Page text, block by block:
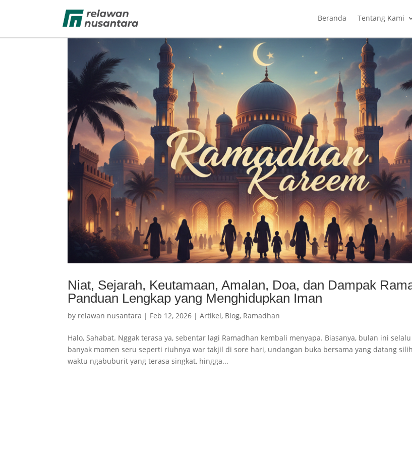
Beranda Tentang Kami
Niat, Sejarah, Keutamaan, Amalan, Doa, dan Dampak
Panduan Lengkap yang Menghidupkan Iman
by relawan nusantara | Feb 12, 2026 |Artikel, Blog, Ramadhan
Halo, Sahabat. Nggak terasa ya, sebentar lagi Ramadhan kembali menyapa. Biasanya, bulan ini
banyak momen seru seperti riuhnya war takjil di sore hari, undangan buka bersama yang datang
waktu ngabuburit yang terasa singkat, hingga...